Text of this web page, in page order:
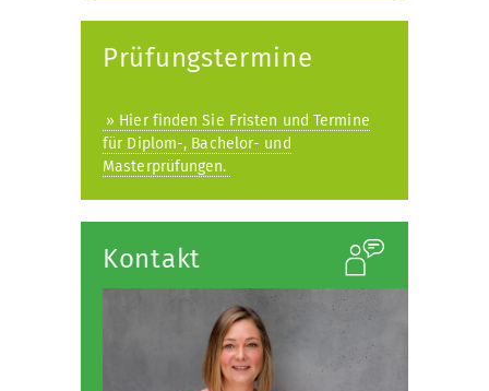
öffnen
Prüfungstermine
» Hier finden Sie Fristen und Termine
für Diplom-, Bachelor- und
Masterprüfungen.
Kontakt